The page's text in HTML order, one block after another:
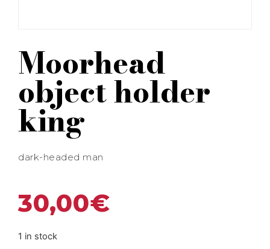
Moorhead
object holder
king
dark-headed man
30,00€
1 in stock